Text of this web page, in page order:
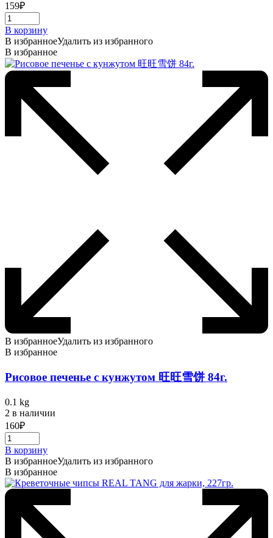
159₽
В корзину
В избранноеУдалить из избранного
В избранное
В избранноеУдалить из избранного
В избранное
Рисовое печенье с кунжутом 旺旺雪饼 84г.
0.1 kg
2 в наличии
160₽
В корзину
В избранноеУдалить из избранного
В избранное